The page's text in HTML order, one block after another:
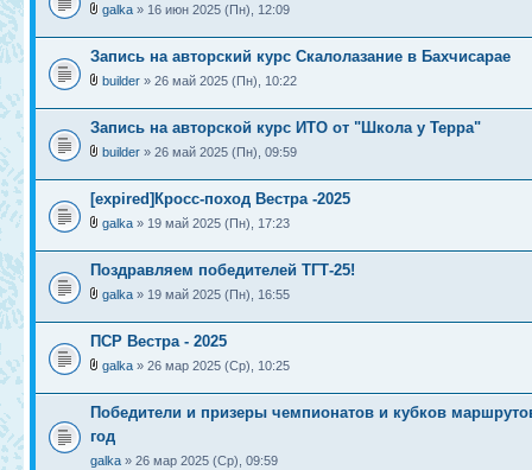
galka » 16 июн 2025 (Пн), 12:09
Запись на авторский курс Скалолазание в Бахчисарае
builder » 26 май 2025 (Пн), 10:22
Запись на авторской курс ИТО от "Школа у Терра"
builder » 26 май 2025 (Пн), 09:59
[expired]Кросс-поход Вестра -2025
galka » 19 май 2025 (Пн), 17:23
Поздравляем победителей ТГТ-25!
galka » 19 май 2025 (Пн), 16:55
ПСР Вестра - 2025
galka » 26 мар 2025 (Ср), 10:25
Победители и призеры чемпионатов и кубков
год
galka » 26 мар 2025 (Ср), 09:59